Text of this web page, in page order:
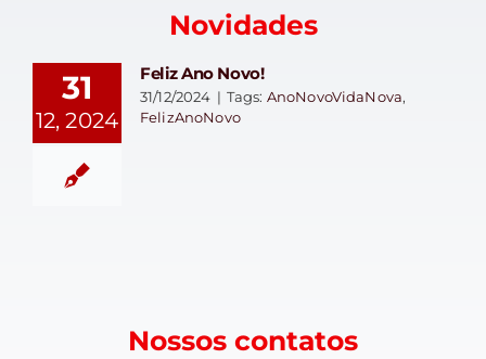
Novidades
31
12, 2024
Feliz Ano Novo!
31/12/2024 | Tags: AnoNovoVidaNova,
FelizAnoNovo
Nossos contatos